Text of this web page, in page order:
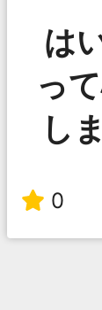
は
っ
し
0